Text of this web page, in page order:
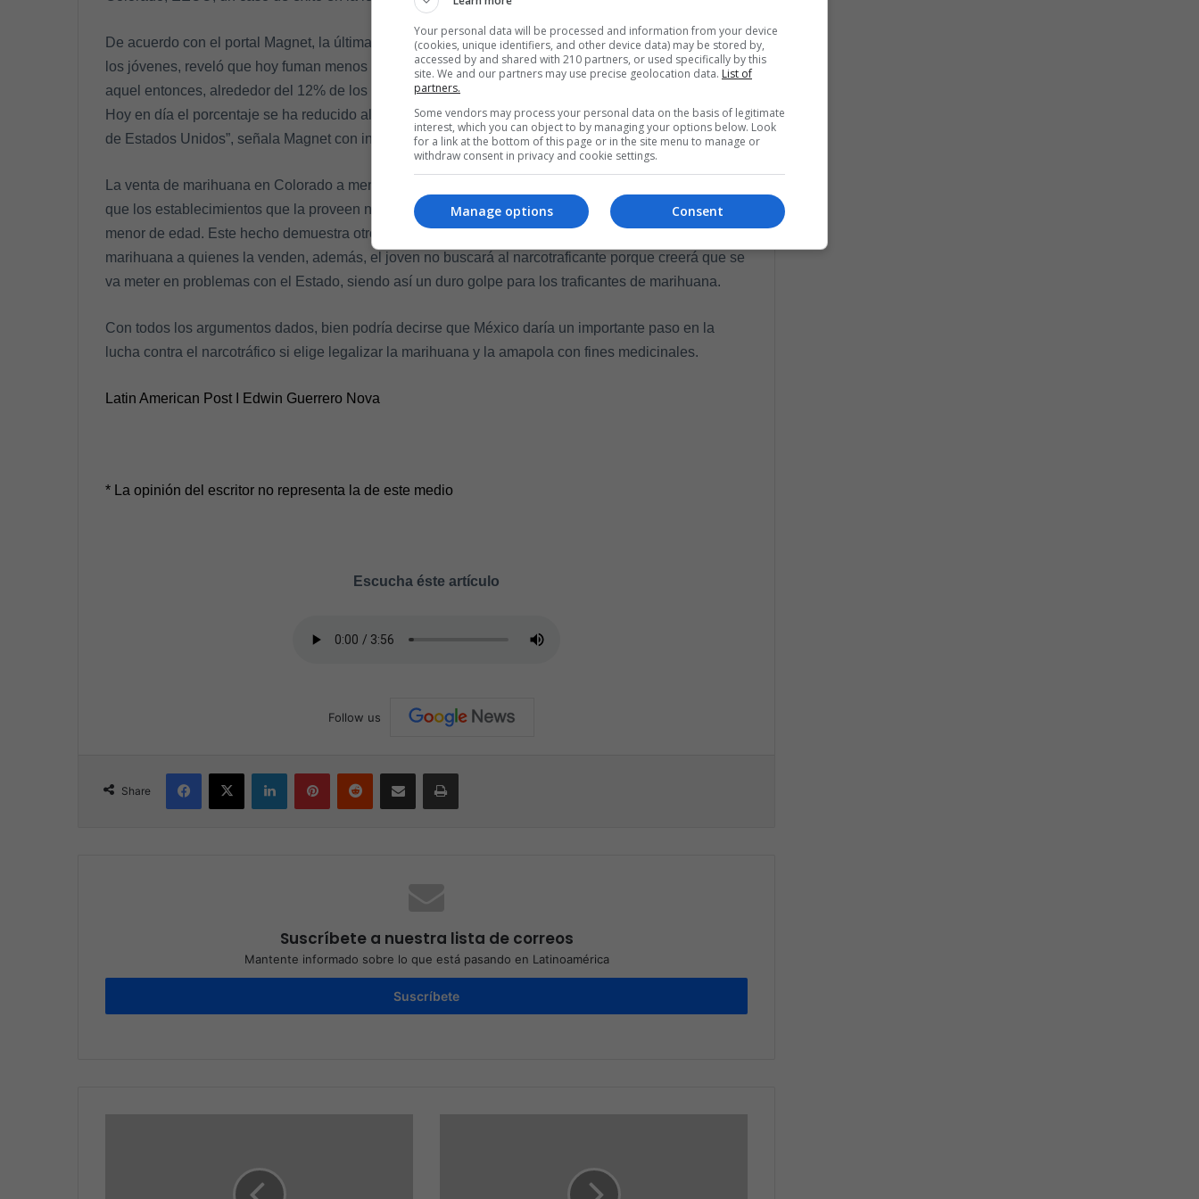
De acuerdo con el portal Magnet, la última encuesta sobre uso y consumo de sustancias por parte de
los jóvenes, reveló que hoy fuman menos con la marihuana legal que cuando era ilegal en 2013. “Por
aquel entonces, alrededor del 12% de los adolescentes del Estado compraban y consumían hierba.
Hoy en día el porcentaje se ha reducido al 9%, un declive agudo y relativamente excepcional dentro
de Estados Unidos”, señala Magnet con información recogida de Washington Post.
La venta de marihuana en Colorado a menores de edad casi no se presenta si tenemos en cuenta
que los establecimientos que la proveen no van arriesgarse a perder su licencia por venderle a un
menor de edad. Este hecho demuestra otro éxito en la dificultad que impone la legalización de la
marihuana a quienes la venden, además, el joven no buscará al narcotraficante porque creerá que se
va meter en problemas con el Estado, siendo así un duro golpe para los traficantes de marihuana.
Con todos los argumentos dados, bien podría decirse que México daría un importante paso en la
lucha contra el narcotráfico si elige legalizar la marihuana y la amapola con fines medicinales.
Latin American Post I Edwin Guerrero Nova
* La opinión del escritor no representa la de este medio
Escucha éste artículo
Follow us
Share
Suscríbete a nuestra lista de correos
Mantente informado sobre lo que está pasando en Latinoamérica
Suscríbete
Your personal data will be processed and information from your device
(cookies, unique identifiers, and other device data) may be stored by,
accessed by and shared with 210 partners, or used specifically by this
site. We and our partners may use precise geolocation data. List of
partners.
Some vendors may process your personal data on the basis of legitimate
interest, which you can object to by managing your options below. Look
for a link at the bottom of this page or in the site menu to manage or
withdraw consent in privacy and cookie settings.
Consent
Manage options